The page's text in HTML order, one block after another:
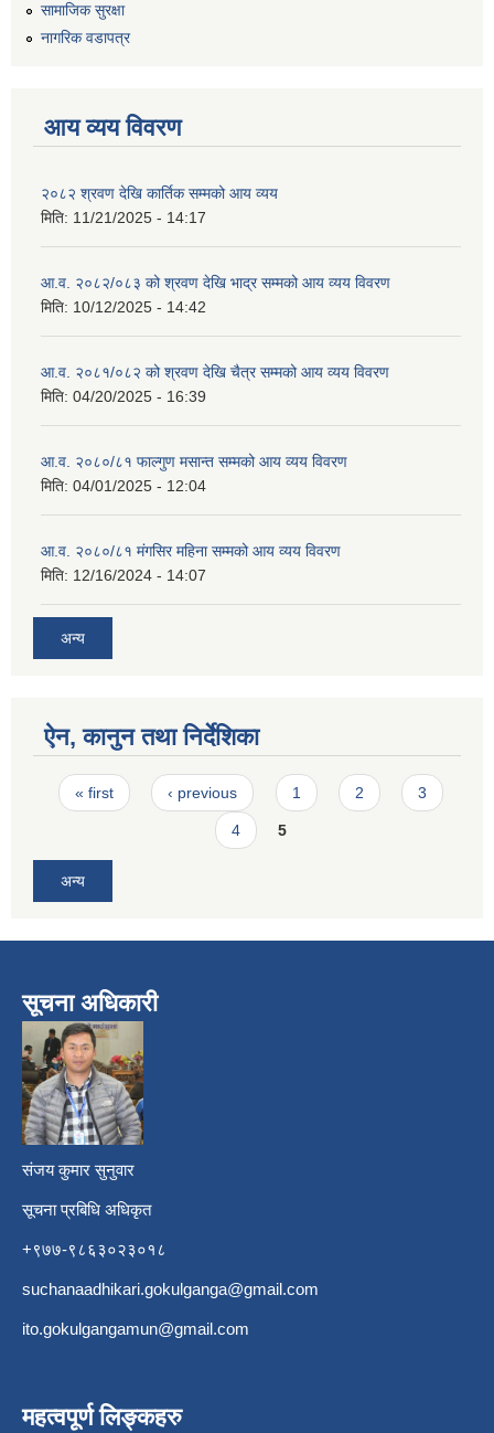
सामाजिक सुरक्षा
नागरिक वडापत्र
आय व्यय विवरण
२०८२ श्रवण देखि कार्तिक सम्मको आय व्यय
मिति: 11/21/2025 - 14:17
आ.व. २०८२/०८३ को श्रवण देखि भाद्र सम्मको आय व्यय विवरण
मिति: 10/12/2025 - 14:42
आ.व. २०८१/०८२ को श्रवण देखि चैत्र सम्मको आय व्यय विवरण
मिति: 04/20/2025 - 16:39
आ.व. २०८०/८१ फाल्गुण मसान्त सम्मको आय व्यय विवरण
मिति: 04/01/2025 - 12:04
आ.व. २०८०/८१ मंगसिर महिना सम्मको आय व्यय विवरण
मिति: 12/16/2024 - 14:07
अन्य
ऐन, कानुन तथा निर्देशिका
Pages
« first ‹ previous 1 2 3
4 5
अन्य
सूचना अधिकारी
संजय कुमार सुनुवार
सूचना प्रबिधि अधिकृत
+९७७-९८६३०२३०१८
suchanaadhikari.gokulganga@gmail.com
ito.gokulgangamun@gmail.com
महत्वपूर्ण लिङ्कहरु